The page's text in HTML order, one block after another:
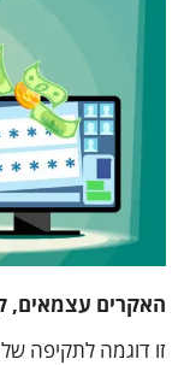
האקרים עצמאים,
זו דוגמה לתקיפה